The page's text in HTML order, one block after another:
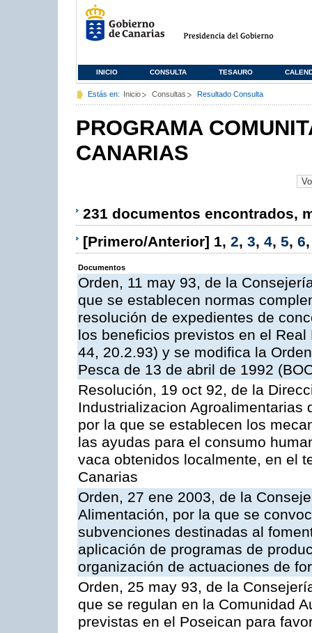
INICIO CONSULTA TESAURO
Estás en: Inicio Consultas Resultado Consulta
PROGRAMA
CANARIAS
231 documentos encontrados,
[Primero/Anterior] 1, 2, 3, 4, 5, 6
Documentos
Orden, 11 may 93, de la
que se establecen normas
resolución de expedientes de
los beneficios previstos en el
44, 20.2.93) y se modifica la
Pesca de 13 de abril de 1992
Resolución, 19 oct 92, de la
Industrializacion Agroalimentarias
por la que se establecen los
las ayudas para el consumo
vaca obtenidos localmente, en el
Canarias
Orden, 27 ene 2003, de la
Alimentación, por la que se
subvenciones destinadas al
aplicación de programas de
organización de actuaciones de
Orden, 25 may 93, de la
que se regulan en la Comunidad
previstas en el Poseican para